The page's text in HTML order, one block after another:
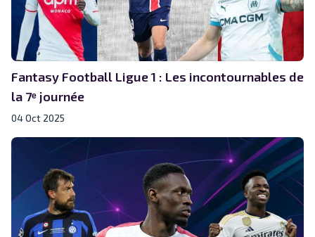
Fantasy Football Ligue 1 : Les incontournables de
la 7ᵉ journée
04 Oct 2025